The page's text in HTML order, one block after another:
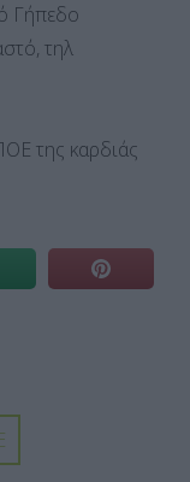
Γήπεδο
τηλ
της καρδιάς